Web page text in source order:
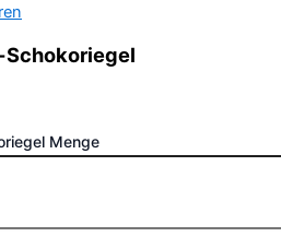
Schokoriegel
Menge